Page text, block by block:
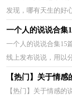
发现，哪有天生的好
一个人的说说合集
一个人的说说合集15
线上发布说说，用以
别的呢？以下是小编
【热门】关于情感
【热门】关于情感